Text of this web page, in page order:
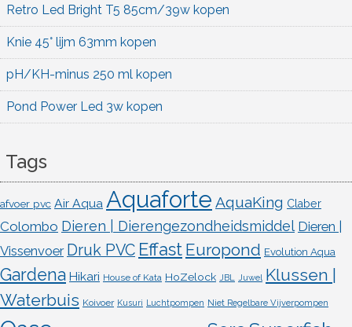
Retro Led Bright T5 85cm/39w kopen
Knie 45° lijm 63mm kopen
pH/KH-minus 250 ml kopen
Pond Power Led 3w kopen
Tags
afvoer pvc Air Aqua Aquaforte AquaKing Claber
Colombo Dieren | Dierengezondheidsmiddel Dieren |
Vissenvoer Druk PVC Effast Europond Evolution Aqua
Gardena Hikari House of Kata HoZelock JBL Juwel Klussen |
Waterbuis Koivoer Kusuri Luchtpompen Niet Regelbare Vijverpompen